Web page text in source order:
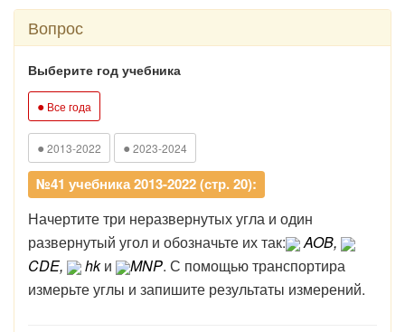
Вопрос
Выберите год учебника
● Все года
● 2013-2022 ● 2023-2024
№41 учебника 2013-2022 (стр. 20):
Начертите три неразвернутых угла и один
развернутый угол и обозначьте их так:
AOB,
CDE,
hkи MNP. С помощью транспортира
измерьте углы и запишите результаты измерений.